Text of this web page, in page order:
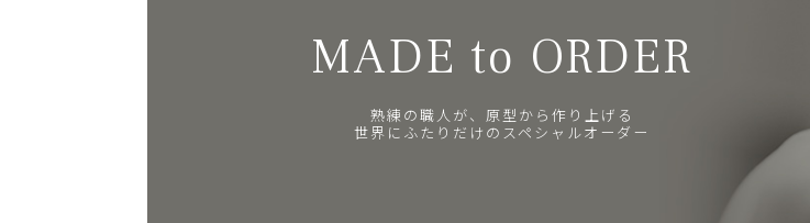
MADE to ORDER
熟練の職人が、原型から作り上げる
世界にふたりだけのスペシャルオーダー